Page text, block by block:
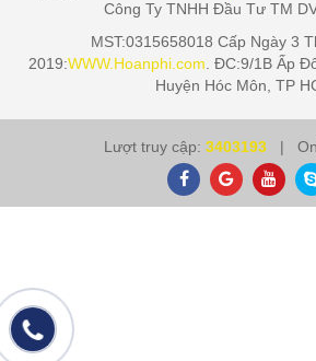
Công Ty TNHH Đầu Tư TM
MST:0315658018 Cấp Ngày 3
2019:WWW.Hoanphi.com. ĐC:9/1B Ấp
Huyện Hóc Môn, TP
Lượt truy cập: 3403193 |